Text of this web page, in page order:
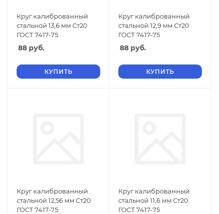
Круг калиброванный
стальной 13,6 мм Ст20
ГОСТ 7417-75
88 руб.
КУПИТЬ
Круг калиброванный
стальной 12,9 мм Ст20
ГОСТ 7417-75
88 руб.
КУПИТЬ
Круг калиброванный
стальной 12,56 мм Ст20
ГОСТ 7417-75
Круг калиброванный
стальной 11,6 мм Ст20
ГОСТ 7417-75